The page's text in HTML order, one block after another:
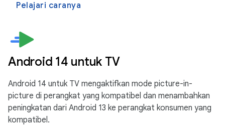
Pelajari caranya
Android 14 untuk TV
Android 14 untuk TV mengaktifkan mode picture-in-
picture di perangkat yang kompatibel dan menambahkan
peningkatan dari Android 13 ke perangkat konsumen yang
kompatibel.